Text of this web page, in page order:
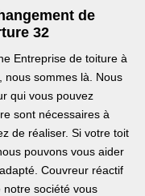
de
32
Entreprise de toiture à
nous sommes là. Nous
qui vous pouvez
sont nécessaires à
de réaliser. Si votre toit
pouvons vous aider
Couvreur réactif
notre société vous